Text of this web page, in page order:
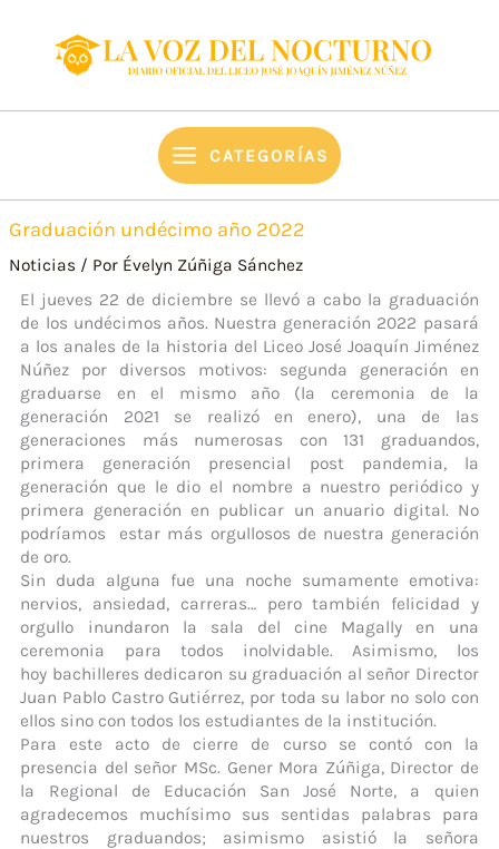
contenido
CATEGORÍAS
Graduación undécimo año 2022
Noticias / Por Évelyn Zúñiga Sánchez
El jueves 22 de diciembre se llevó a cabo la graduación
de los undécimos años. Nuestra generación 2022 pasará
a los anales de la historia del Liceo José Joaquín Jiménez
Núñez por diversos motivos: segunda generación en
graduarse en el mismo año (la ceremonia de la
generación 2021 se realizó en enero), una de las
generaciones más numerosas con 131 graduandos,
primera generación presencial post pandemia, la
generación que le dio el nombre a nuestro periódico y
primera generación en publicar un anuario digital. No
podríamos estar más orgullosos de nuestra generación
de oro.
Sin duda alguna fue una noche sumamente emotiva:
nervios, ansiedad, carreras… pero también felicidad y
orgullo inundaron la sala del cine Magally en una
ceremonia para todos inolvidable. Asimismo, los
hoy bachilleres dedicaron su graduación al señor Director
Juan Pablo Castro Gutiérrez, por toda su labor no solo con
ellos sino con todos los estudiantes de la institución.
Para este acto de cierre de curso se contó con la
presencia del señor MSc. Gener Mora Zúñiga, Director de
la Regional de Educación San José Norte, a quien
agradecemos muchísimo sus sentidas palabras para
nuestros graduandos; asimismo asistió la señora